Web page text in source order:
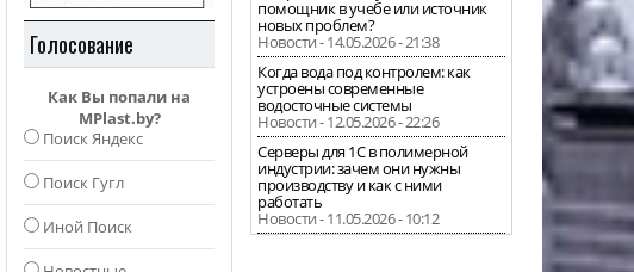
Голосование
Как Вы попали на
MPlast.by?
Поиск Яндекс
Поиск Гугл
Иной Поиск
помощник в учебе или источник
новых проблем?
Новости - 14.05.2026 - 21:38
Когда вода под контролем: как
устроены современные
водосточные системы
Новости - 12.05.2026 - 22:26
Серверы для 1С в полимерной
индустрии: зачем они нужны
производству и как с ними
работать
Новости - 11.05.2026 - 10:12